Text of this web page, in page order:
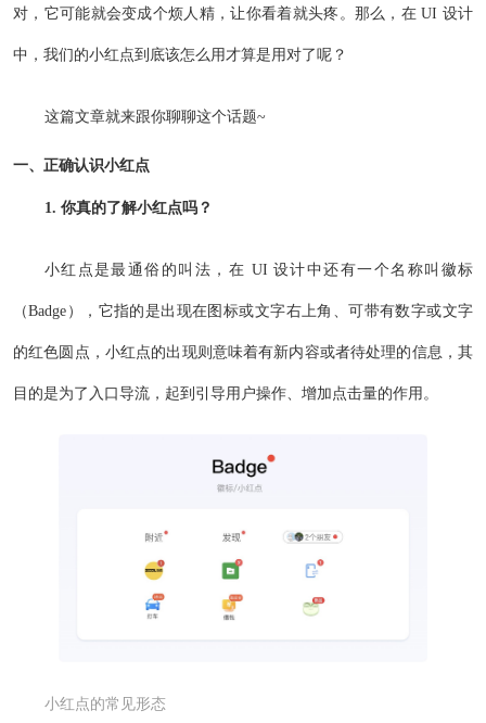
对，它可能就会变成个烦人精，让你看着就头疼。那么，在 UI 设计
中，我们的小红点到底该怎么用才算是用对了呢？
这篇文章就来跟你聊聊这个话题~
一、正确认识小红点
1. 你真的了解小红点吗？
小红点是最通俗的叫法，在 UI 设计中还有一个名称叫徽标
（Badge），它指的是出现在图标或文字右上角、可带有数字或文字
的红色圆点，小红点的出现则意味着有新内容或者待处理的信息，其
目的是为了入口导流，起到引导用户操作、增加点击量的作用。
小红点的常见形态